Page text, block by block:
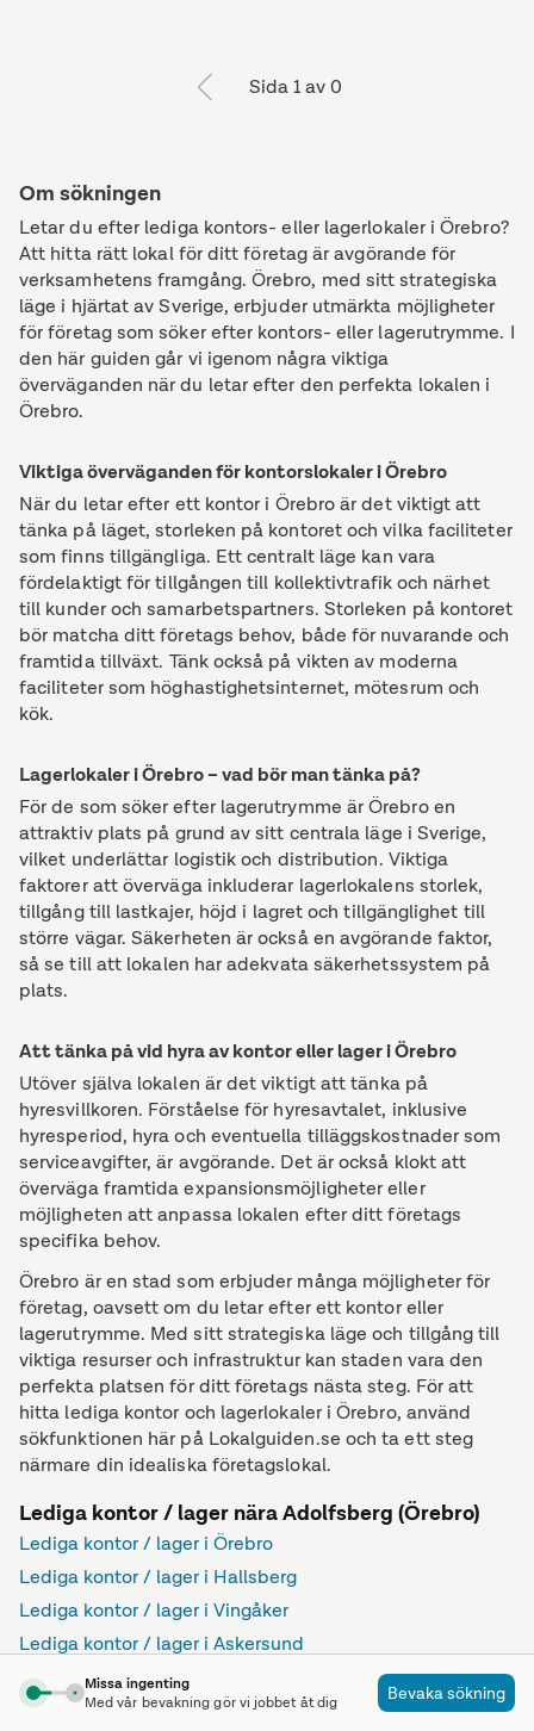
Sida 1 av 0
Om sökningen
Letar du efter lediga kontors- eller lagerlokaler i Örebro?
Att hitta rätt lokal för ditt företag är avgörande för
verksamhetens framgång. Örebro, med sitt strategiska
läge i hjärtat av Sverige, erbjuder utmärkta möjligheter
för företag som söker efter kontors- eller lagerutrymme. I
den här guiden går vi igenom några viktiga
överväganden när du letar efter den perfekta lokalen i
Örebro.
Viktiga överväganden för kontorslokaler i Örebro
När du letar efter ett kontor i Örebro är det viktigt att
tänka på läget, storleken på kontoret och vilka faciliteter
som finns tillgängliga. Ett centralt läge kan vara
fördelaktigt för tillgången till kollektivtrafik och närhet
till kunder och samarbetspartners. Storleken på kontoret
bör matcha ditt företags behov, både för nuvarande och
framtida tillväxt. Tänk också på vikten av moderna
faciliteter som höghastighetsinternet, mötesrum och
kök.
Lagerlokaler i Örebro – vad bör man tänka på?
För de som söker efter lagerutrymme är Örebro en
attraktiv plats på grund av sitt centrala läge i Sverige,
vilket underlättar logistik och distribution. Viktiga
faktorer att överväga inkluderar lagerlokalens storlek,
tillgång till lastkajer, höjd i lagret och tillgänglighet till
större vägar. Säkerheten är också en avgörande faktor,
så se till att lokalen har adekvata säkerhetssystem på
plats.
Att tänka på vid hyra av kontor eller lager i Örebro
Utöver själva lokalen är det viktigt att tänka på
hyresvillkoren. Förståelse för hyresavtalet, inklusive
hyresperiod, hyra och eventuella tilläggskostnader som
serviceavgifter, är avgörande. Det är också klokt att
överväga framtida expansionsmöjligheter eller
möjligheten att anpassa lokalen efter ditt företags
specifika behov.
Örebro är en stad som erbjuder många möjligheter för
företag, oavsett om du letar efter ett kontor eller
lagerutrymme. Med sitt strategiska läge och tillgång till
viktiga resurser och infrastruktur kan staden vara den
perfekta platsen för ditt företags nästa steg. För att
hitta lediga kontor och lagerlokaler i Örebro, använd
sökfunktionen här på Lokalguiden.se och ta ett steg
närmare din idealiska företagslokal.
Lediga kontor / lager nära Adolfsberg (Örebro)
Lediga kontor / lager i Örebro
Lediga kontor / lager i Hallsberg
Lediga kontor / lager i Vingåker
Lediga kontor / lager i Askersund
Lediga kontor / lager i Karlskoga
Lediga kontor / lager i Eskilstuna
Missa ingenting
Med vår bevakning gör vi jobbet åt dig
Bevaka sökning